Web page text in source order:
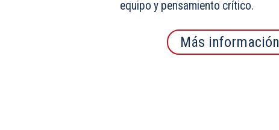
equipo y pensamiento crítico.
Más información